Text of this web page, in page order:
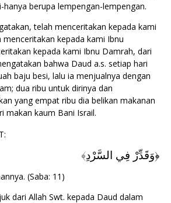
berupa lempengan-lempengan.
telah menceritakan kepada kami
menceritakan kepada kami Ibnu
kepada kami Ibnu Damrah, dari
bahwa Daud a.s. setiap hari
baju besi, lalu ia menjualnya dengan
dua ribu untuk dirinya dan
yang empat ribu dia belikan makanan
makan kaum Bani Israil.
﴿وَقَدِّرْ فِي السَّرْدِ﴾
(Saba: 11)
dari Allah Swt. kepada Daud dalam